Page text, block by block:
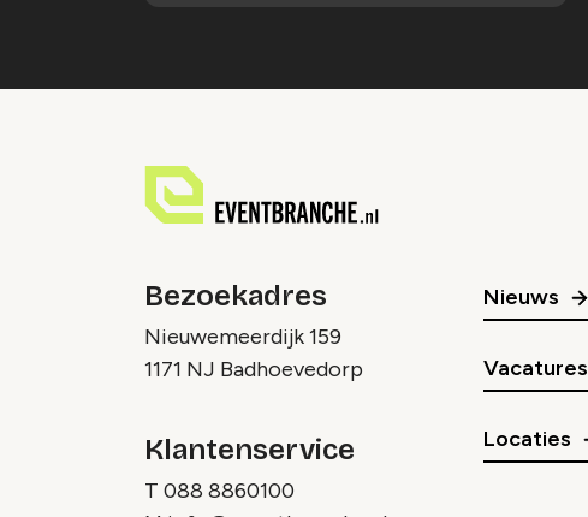
Bezoekadres
Nieuwemeerdijk 159
1171 NJ Badhoevedorp
Klantenservice
T 088 8860100
Nieuws
Vacatures
Locaties